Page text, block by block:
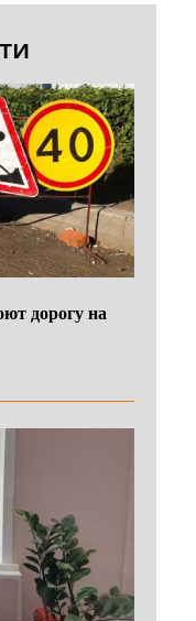
дорогу на